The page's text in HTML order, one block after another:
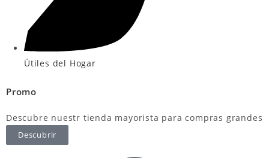
Útiles del Hogar
Promo
Descubre nuestr tienda mayorista para compras grandes
Descubrir